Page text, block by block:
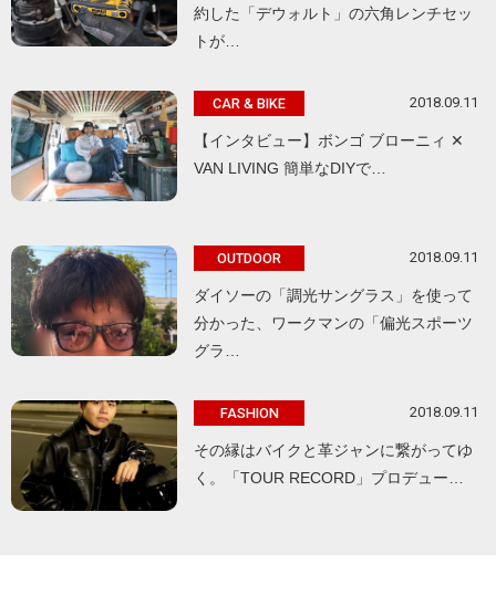
約した「デウォルト」の六角レンチセッ
トが…
CAR & BIKE 2018.09.11
【インタビュー】ボンゴ ブローニィ ✕
VAN LIVING 簡単なDIYで…
OUTDOOR 2018.09.11
ダイソーの「調光サングラス」を使って
分かった、ワークマンの「偏光スポーツ
グラ…
FASHION 2018.09.11
その縁はバイクと革ジャンに繋がってゆ
く。「TOUR RECORD」プロデュー…